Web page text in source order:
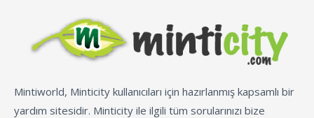
Mintiworld, Minticity kullanıcıları için hazırlanmış kapsamlı bir
yardım sitesidir. Minticity ile ilgili tüm sorularınızı bize